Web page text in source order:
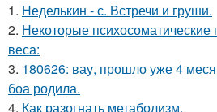
1. Неделькин - с. Встречи и груши.
2. Некоторые
веса:
3. 180626: вау, прошло уже 4
боа родила.
4. Как разогнать метаболизм.